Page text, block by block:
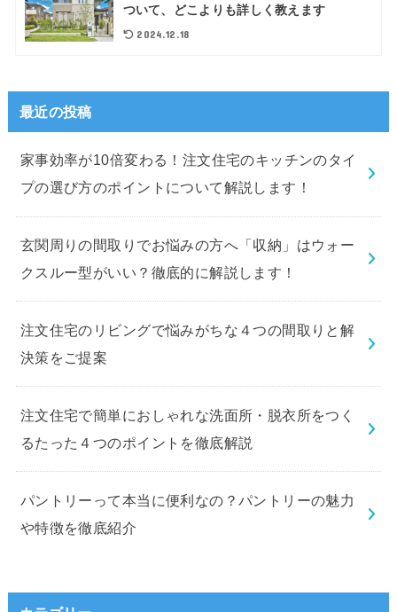
ついて、どこよりも詳しく教えます
2024.12.18
最近の投稿
家事効率が10倍変わる！注文住宅のキッチンのタイ
プの選び方のポイントについて解説します！
玄関周りの間取りでお悩みの方へ「収納」はウォー
クスルー型がいい？徹底的に解説します！
注文住宅のリビングで悩みがちな４つの間取りと解
決策をご提案
注文住宅で簡単におしゃれな洗面所・脱衣所をつく
るたった４つのポイントを徹底解説
パントリーって本当に便利なの？パントリーの魅力
や特徴を徹底紹介